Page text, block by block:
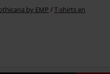
by EMP
T-shirts en